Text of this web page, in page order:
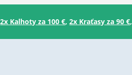
Slovenija
België (Nederlands)
2x Kalhoty za 100 €,2x Kraťasy za 90 €